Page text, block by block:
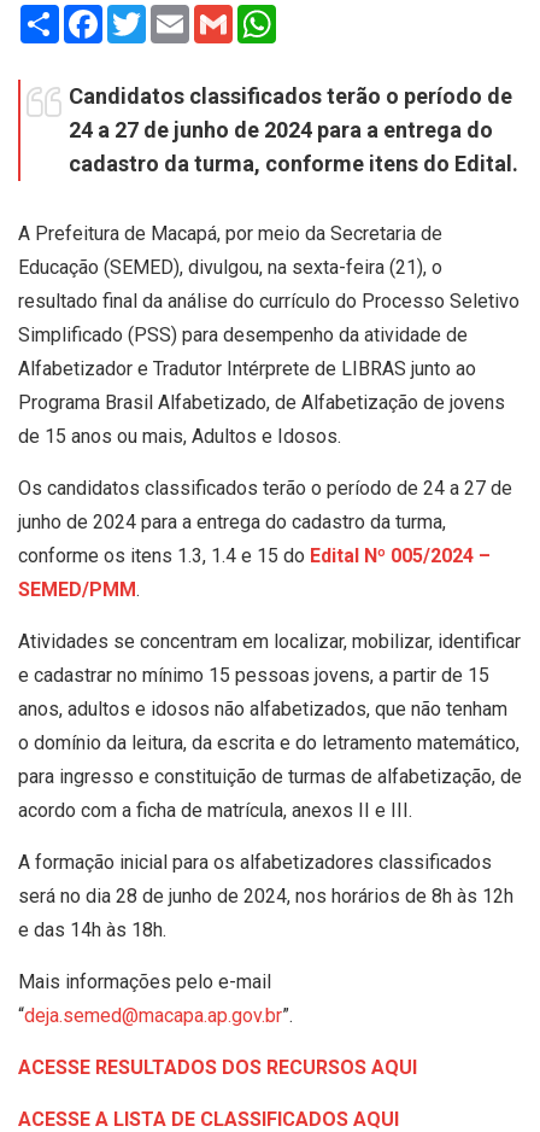
Share Facebook
TwitterEmail Gmail
Candidatos classificados terão o período de
24 a 27 de junho de 2024 para a entrega do
cadastro da turma, conforme itens do Edital.
A Prefeitura de Macapá, por meio da Secretaria de
Educação (SEMED), divulgou, na sexta-feira (21), o
resultado final da análise do currículo do Processo Seletivo
Simplificado (PSS) para desempenho da atividade de
Alfabetizador e Tradutor Intérprete de LIBRAS junto ao
Programa Brasil Alfabetizado, de Alfabetização de jovens
de 15 anos ou mais, Adultos e Idosos.
Os candidatos classificados terão o período de 24 a 27 de
junho de 2024 para a entrega do cadastro da turma,
conforme os itens 1.3, 1.4 e 15 do Edital Nº 005/2024 –
SEMED/PMM.
Atividades se concentram em localizar, mobilizar, identificar
e cadastrar no mínimo 15 pessoas jovens, a partir de 15
anos, adultos e idosos não alfabetizados, que não tenham
o domínio da leitura, da escrita e do letramento matemático,
para ingresso e constituição de turmas de alfabetização, de
acordo com a ficha de matrícula, anexos II e III.
A formação inicial para os alfabetizadores classificados
será no dia 28 de junho de 2024, nos horários de 8h às 12h
e das 14h às 18h.
Mais informações pelo e-mail
“deja.semed@macapa.ap.gov.br”.
ACESSE RESULTADOS DOS RECURSOS AQUI
ACESSE A LISTA DE CLASSIFICADOS AQUI